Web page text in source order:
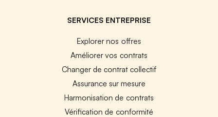
SERVICES ENTREPRISE
Explorer nos offres
Améliorer vos contrats
Changer de contrat collectif
Assurance sur mesure
Harmonisation de contrats
Vérification de conformité